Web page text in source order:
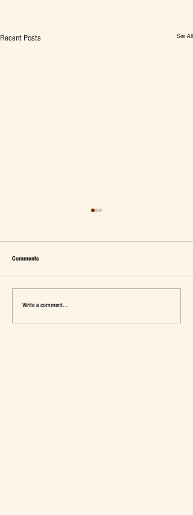
Recent Posts See All
เมื่อ Self-concept ถูกเติมเต็ม Fashion อาจ
จะไม่ใช่คำตอบ
Comments
Write a comment...